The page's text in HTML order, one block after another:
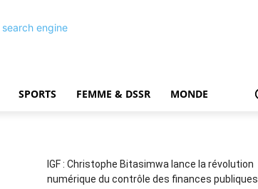
SPORTS FEMME & DSSR MONDE
IGF : Christophe Bitasimwa lance la révolution
numérique du contrôle des finances publiques